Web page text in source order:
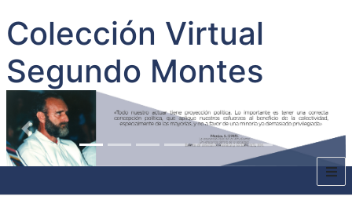
Colección Virtual
Segundo Montes